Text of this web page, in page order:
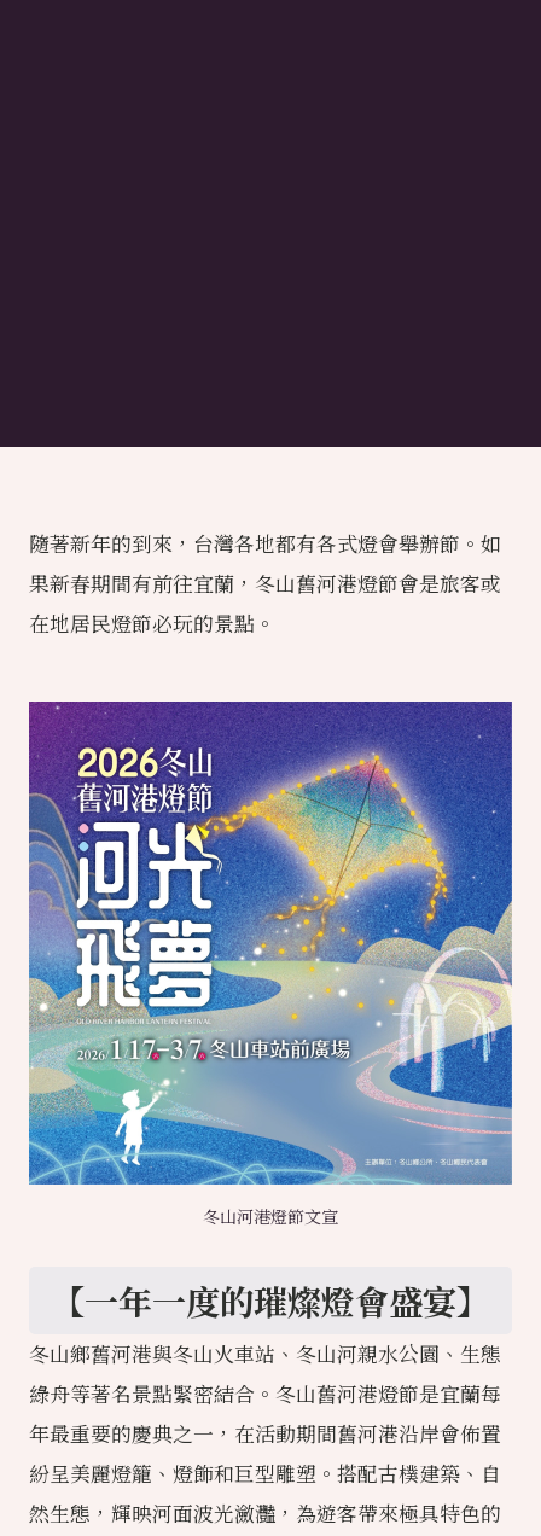
隨著新年的到來，台灣各地都有各式燈會舉辦節。如
果新春期間有前往宜蘭，冬山舊河港燈節會是旅客或
在地居民燈節必玩的景點。
冬山河港燈節文宣
【一年一度的璀燦燈會盛宴】
冬山鄉舊河港與冬山火車站、冬山河親水公園、生態
綠舟等著名景點緊密結合。冬山舊河港燈節是宜蘭每
年最重要的慶典之一，在活動期間舊河港沿岸會佈置
紛呈美麗燈籠、燈飾和巨型雕塑。搭配古樸建築、自
然生態，輝映河面波光瀲灩，為遊客帶來極具特色的